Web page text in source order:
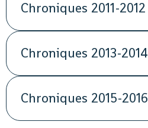
Chroniques 2011-2012
Chroniques 2013-2014
Chroniques 2015-2016